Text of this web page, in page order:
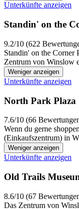
Unterkünfte anzeigen
Standin' on the
9.2/10 (622
Standin' on the Corner
Zentrum von Winslow
Weniger anzeigen
Unterkünfte anzeigen
North Park Plaza
7.6/10 (66
Wenn du gerne
(Einkaufszentrum) in
Weniger anzeigen
Unterkünfte anzeigen
Old Trails
8.6/10 (67
Das Zentrum von